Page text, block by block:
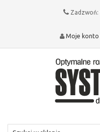
Zadzwoń:
Moje konto